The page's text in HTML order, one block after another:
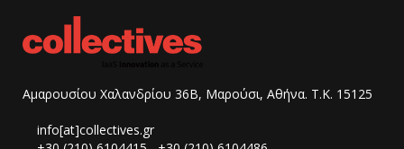
Αμαρουσίου Χαλανδρίου 36B, Μαρούσι, Αθήνα. Τ.Κ. 15125
info[at]collectives.gr